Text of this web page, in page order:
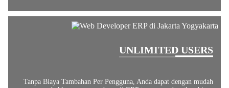
UNLIMITED USERS
Tanpa Biaya Tambahan Per Pengguna, Anda dapat dengan mudah